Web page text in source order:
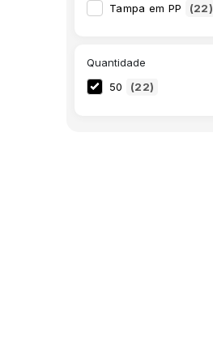
PS Verde Neon
Tampa em PP (22)
Quantidade
50 (22)